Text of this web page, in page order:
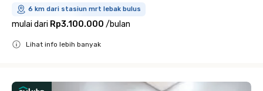
6 km dari stasiun mrt lebak bulus
mulai dari Rp3.100.000 /bulan
Lihat info lebih banyak